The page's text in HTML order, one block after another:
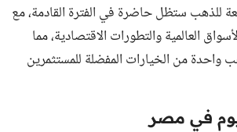
للذهب ستظل حاضرة في الفترة القادمة، مع
العالمية والتطورات الاقتصادية، مما
واحدة من الخيارات المفضلة للمستثمرين
في مصر